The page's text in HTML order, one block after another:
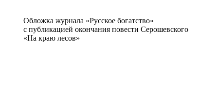
Обложка журнала «Русское богатство»
с публикацией окончания повести Серошевского
«На краю лесов»